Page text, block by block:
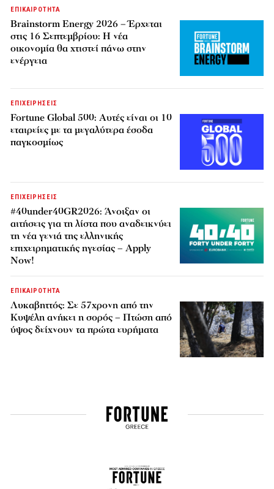
ΕΠΙΚΑΙΡΟΤΗΤΑ
Brainstorm Energy 2026 – Έρχεται
στις 16 Σεπτεμβρίου: Η νέα
οικονομία θα χτιστεί πάνω στην
ενέργεια
ΕΠΙΧΕΙΡΗΣΕΙΣ
Fortune Global 500: Αυτές είναι οι 10
εταιρείες με τα μεγαλύτερα έσοδα
παγκοσμίως
ΕΠΙΧΕΙΡΗΣΕΙΣ
#40under40GR2026: Άνοιξαν οι
αιτήσεις για τη λίστα που αναδεικνύει
τη νέα γενιά της ελληνικής
επιχειρηματικής ηγεσίας – Apply
Now!
ΕΠΙΚΑΙΡΟΤΗΤΑ
Λυκαβηττός: Σε 57χρονη από την
Κυψέλη ανήκει η σορός – Πτώση από
ύψος δείχνουν τα πρώτα ευρήματα